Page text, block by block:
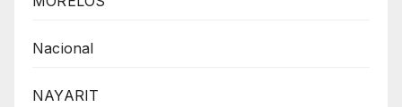
Nacional
NAYARIT